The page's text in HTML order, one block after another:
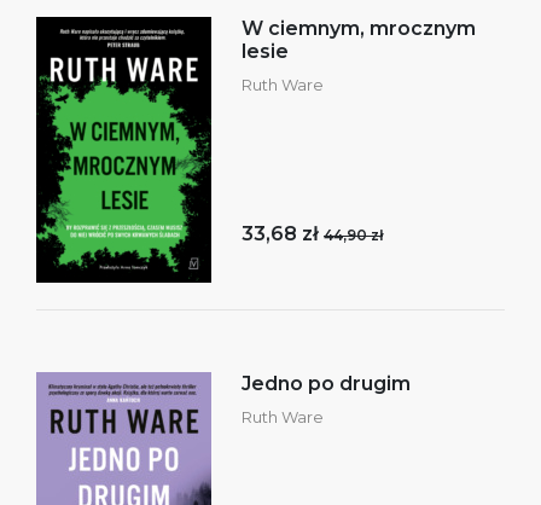
W ciemnym, mrocznym
lesie
Ruth Ware
33,68 zł 44,90 zł
Jedno po drugim
Ruth Ware